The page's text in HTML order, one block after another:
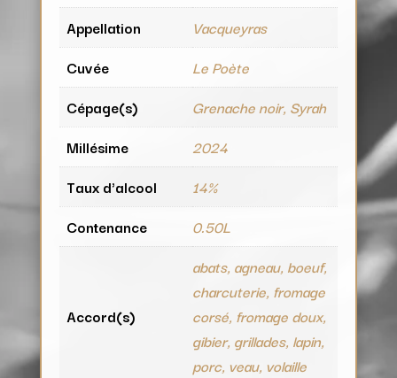
Appellation
Vacqueyras
Cuvée
Le Poète
Cépage(s)
Grenache noir, Syrah
Millésime
2024
Taux d'alcool
14%
Contenance
0.50L
Accord(s)
abats, agneau, boeuf,
charcuterie, fromage
corsé, fromage doux,
gibier, grillades, lapin,
porc, veau, volaille